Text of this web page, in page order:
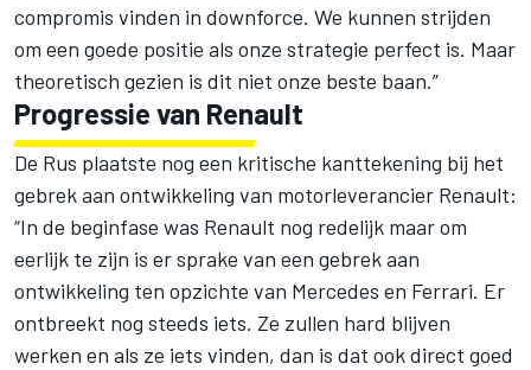
compromis vinden in downforce. We kunnen strijden
om een goede positie als onze strategie perfect is. Maar
theoretisch gezien is dit niet onze beste baan.”
Progressie van Renault
De Rus plaatste nog een kritische kanttekening bij het
gebrek aan ontwikkeling van motorleverancier Renault:
“In de beginfase was Renault nog redelijk maar om
eerlijk te zijn is er sprake van een gebrek aan
ontwikkeling ten opzichte van Mercedes en Ferrari. Er
ontbreekt nog steeds iets. Ze zullen hard blijven
werken en als ze iets vinden, dan is dat ook direct goed